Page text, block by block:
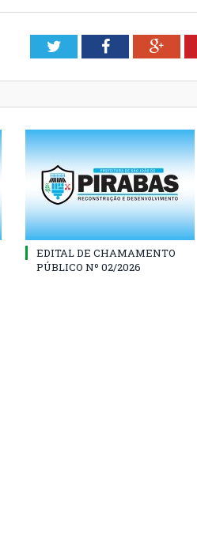
TwitterFacebook
EDITAL DE CHAMAMENTO
PÚBLICO Nº 02/2026